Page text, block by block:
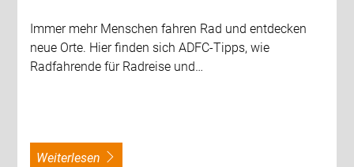
Immer mehr Menschen fahren Rad und entdecken
neue Orte. Hier finden sich ADFC-Tipps, wie
Radfahrende für Radreise und…
weiterlesen